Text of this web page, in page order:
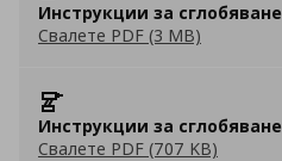
Инструкции за сглобяване
Свалете PDF (3 MB)
Инструкции за сглобяване
Свалете PDF (707 KB)